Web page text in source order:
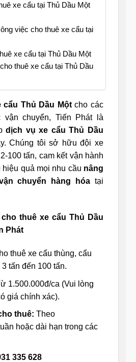
xe cẩu tại Thủ Dầu Một
việc cho thuê xe cẩu tại
xe cẩu tại Thủ Dầu Một
thuê xe cẩu tại Thủ Dầu
cẩu Thủ Dầu Mộtcho các
vận chuyển, Tiến Phát là
dịch vụ xe cẩu Thủ Dầu
Chúng tôi sở hữu đội xe
100 tấn, cam kết vận hành
hiệu quả mọi nhu cầu nâng
chuyển hàng hóa tại
thuê xe cẩu Thủ Dầu
Phát
thuê xe cẩu thùng, cẩu
tấn đến 100 tấn.
1.500.000đ/ca (Vui lòng
giá chính xác).
thuê: Theo
hoặc dài hạn trong các
335 628